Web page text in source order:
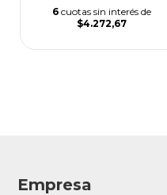
6 cuotas sin interés de
$4.272,67
Empresa